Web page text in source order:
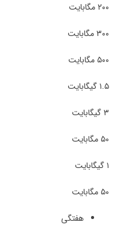
۲۰۰ مگابایت
۳۰۰ مگابایت
۵۰۰ مگابایت
۱.۵ گیگابایت
۳ گیگابایت
۵۰ مگابایت
۱ گیگابایت
۵۰ مگابایت
هفتگی